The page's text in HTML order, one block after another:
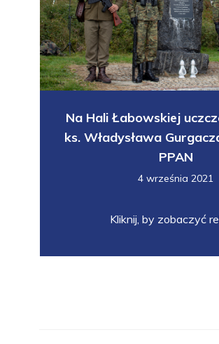
Na Hali Łabowskiej
ks. Władysława
PPAN
4 września 2021
Kliknij, by zobaczyć